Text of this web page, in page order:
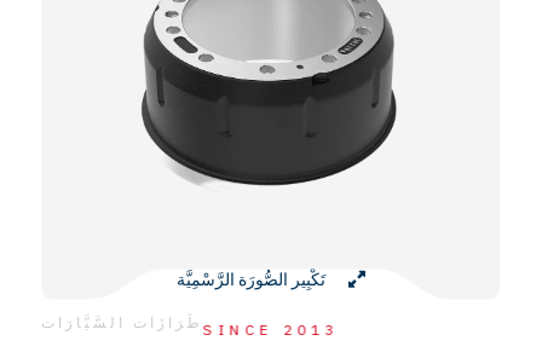
SINCE 2013
تَكْبِير الصُّورَة الرَّسْمِيَّة
طَرَازَات السَّيَّارَات